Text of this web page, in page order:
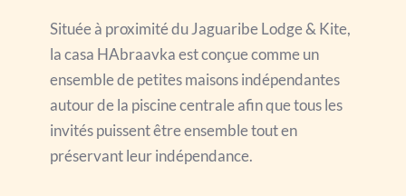
Située à proximité du Jaguaribe Lodge & Kite,
la casa HAbraavka est conçue comme un
ensemble de petites maisons indépendantes
autour de la piscine centrale afin que tous les
invités puissent être ensemble tout en
préservant leur indépendance.